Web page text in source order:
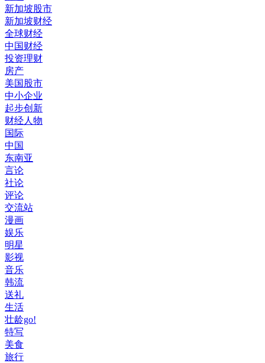
新加坡股市
新加坡财经
全球财经
中国财经
投资理财
房产
美国股市
中小企业
起步创新
财经人物
国际
中国
东南亚
言论
社论
评论
交流站
漫画
娱乐
明星
影视
音乐
韩流
送礼
生活
壮龄go!
特写
美食
旅行